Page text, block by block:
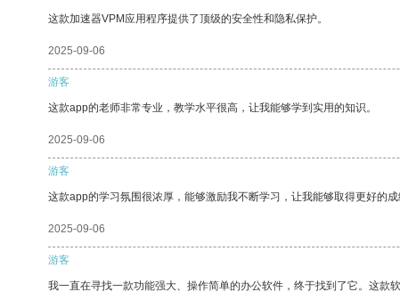
这款加速器VPM应用程序提供了顶级的安全性和隐私保护。
2025-09-06
游客
这款app的老师非常专业，教学水平很高，让我能够学到实用的知识。
2025-09-06
游客
这款app的学习氛围很浓厚，能够激励我不断学习，让我能够取得更好的成
2025-09-06
游客
我一直在寻找一款功能强大、操作简单的办公软件，终于找到了它。这款